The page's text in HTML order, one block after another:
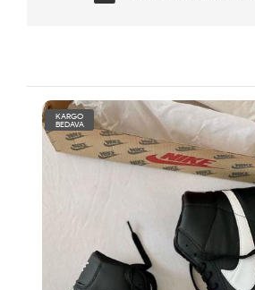
KARGO
BEDAVA